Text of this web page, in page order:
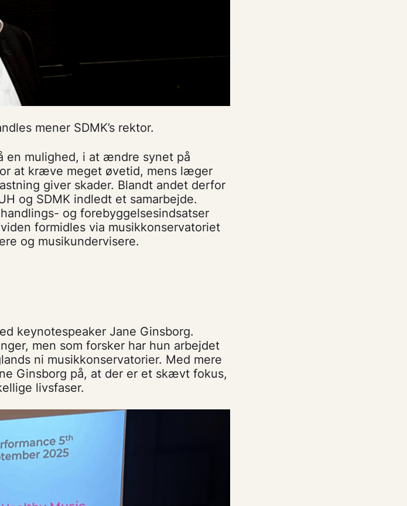
mener SDMK’s rektor.
en mulighed, i at ændre synet på
at kræve meget øvetid, mens læger
giver skader. Blandt andet derfor
og SDMK indledt et samarbejde.
og forebyggelsesindsatser
formidles via musikkonservatoriet
og musikundervisere.
keynotespeaker Jane Ginsborg.
men som forsker har hun arbejdet
ni musikkonservatorier. Med mere
Ginsborg på, at der er et skævt fokus,
livsfaser.